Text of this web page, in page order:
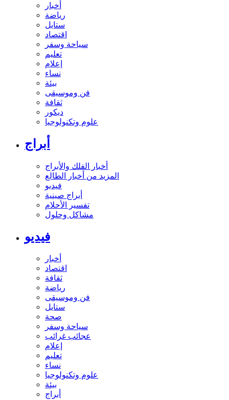
أخبار
رياضة
ستايل
اقتصاد
سياحة وسفر
تعليم
إعلام
نساء
بيئة
فن وموسيقى
ثقافة
ديكور
علوم وتكنولوجيا
أبراج
أخبار الفلك والأبراج
المزيد من أخبار الطالع
فيديو
أبراج صينية
تفسير الأحلام
مشاكل وحلول
فيديو
أخبار
اقتصاد
ثقافة
رياضة
فن وموسيقى
ستايل
صحة
سياحة وسفر
عجائب غرائب
إعلام
تعليم
نساء
علوم وتكنولوجيا
بيئة
أبراج